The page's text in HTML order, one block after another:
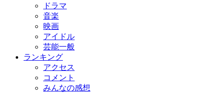
ドラマ
音楽
映画
アイドル
芸能一般
ランキング
アクセス
コメント
みんなの感想